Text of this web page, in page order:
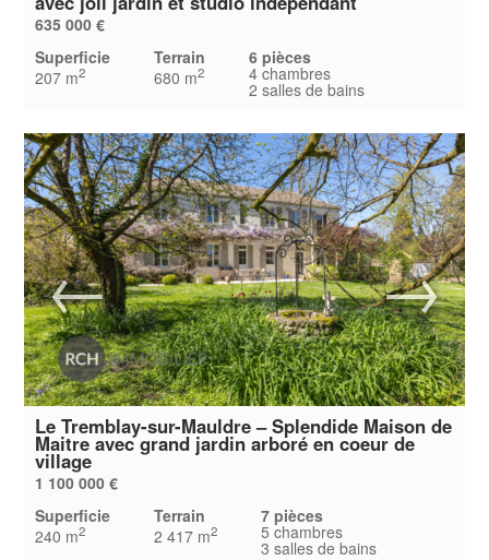
635 000 €
Superficie
207 m2
Terrain
680 m2
6 pièces
4 chambres
2 salles de bains
Le Tremblay-sur-Mauldre – Splendide Maison de
Maitre avec grand jardin arboré en coeur de
village
1 100 000 €
Superficie
240 m2
Terrain
2 417 m2
7 pièces
5 chambres
3 salles de bains